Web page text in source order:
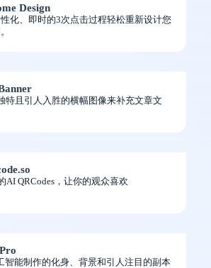
Design
化、即时的3次点击过程轻松重新设计您
特且引人入胜的横幅图像来补充文章文
AI QRCodes，让你的观众喜欢
智能制作的化身、背景和引人注目的副本